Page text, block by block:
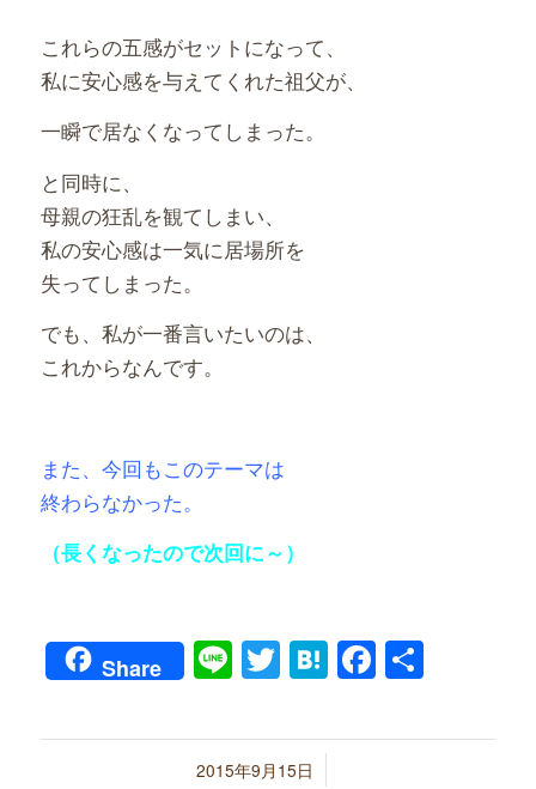
これらの五感がセットになって、
私に安心感を与えてくれた祖父が、
一瞬で居なくなってしまった。
と同時に、
母親の狂乱を観てしまい、
私の安心感は一気に居場所を
失ってしまった。
でも、私が一番言いたいのは、
これからなんです。
また、今回もこのテーマは
終わらなかった。
（長くなったので次回に～）
Share LineTwitter
Hatena共
2015年9月15日
/